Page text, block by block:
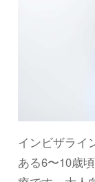
インビザライ
ある6〜10歳